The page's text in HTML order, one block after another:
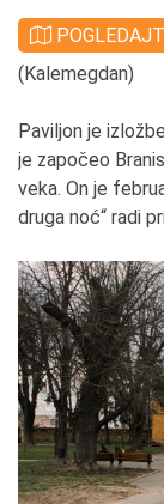
(Kalemegdan)
Paviljon je
je započeo
veka. On je
druga noć“ radi